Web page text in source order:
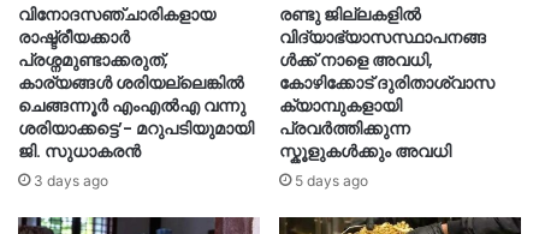
വിനോദസഞ്ചാരികളായ
രാഷ്ട്രീയക്കാർ
പ്രശ്നമുണ്ടാക്കരുത്,
കാര്യങ്ങൾ ശരിയല്ലെങ്കിൽ
ചെങ്ങന്നൂർ എംഎൽഎ വന്നു
ശരിയാക്കട്ടെ’- മറുപടിയുമായി
ജി. സുധാകരൻ
3 days ago
രണ്ടു ജില്ലകളില്‍
വിദ്യാഭ്യാസസ്ഥാപനങ്ങ
ള്‍ക്ക് നാളെ അവധി,
കോഴിക്കോട് ദുരിതാശ്വാസ
ക്യാമ്പുകളായി
പ്രവർത്തിക്കുന്ന
സ്കൂളുകൾക്കും അവധി
5 days ago